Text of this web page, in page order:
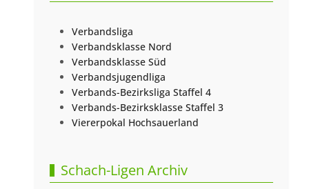
Verbandsliga
Verbandsklasse Nord
Verbandsklasse Süd
Verbandsjugendliga
Verbands-Bezirksliga Staffel 4
Verbands-Bezirksklasse Staffel 3
Viererpokal Hochsauerland
Schach-Ligen Archiv